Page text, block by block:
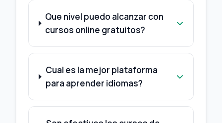
Que nivel puedo alcanzar con
cursos online gratuitos?
Cual es la mejor plataforma
para aprender idiomas?